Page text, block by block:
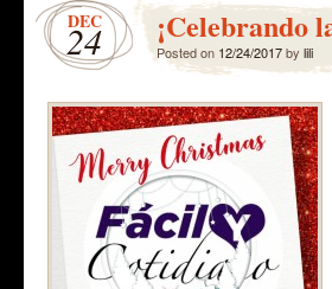
DEC
24 ¡Celebrando
Posted on 12/24/2017by lili